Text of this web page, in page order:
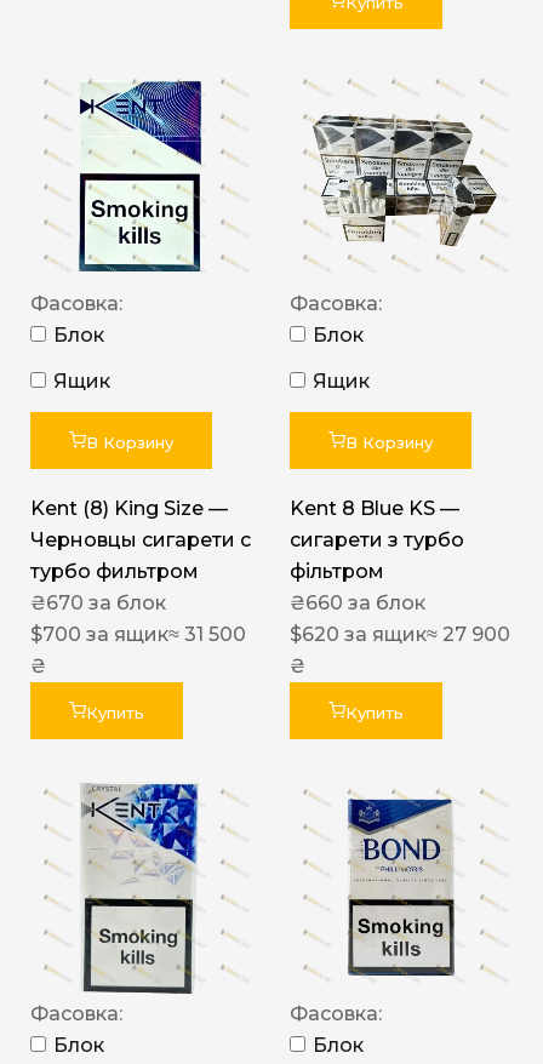
Фасовка:
Блок
Ящик
В Корзину
Kent (8) King Size —
Черновцы сигарети с
турбо фильтром
₴670 за блок
$700 за ящик≈ 31 500
₴
Купить
Фасовка:
Блок
Ящик
В Корзину
Kent 8 Blue KS —
сигарети з турбо
фільтром
₴660 за блок
$620 за ящик≈ 27 900
₴
Купить
Фасовка:
Блок
Фасовка:
Блок